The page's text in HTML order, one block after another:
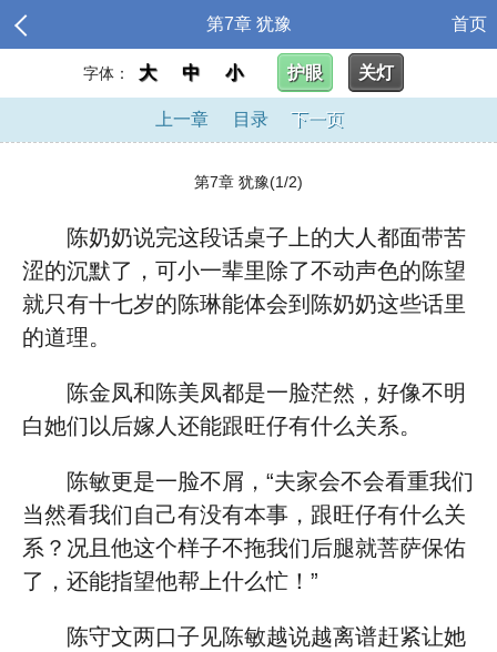
第7章 犹豫 首页
字体： 大 中 小 护眼 关灯
上一章 目录 下一页
第7章 犹豫(1/2)
陈奶奶说完这段话桌子上的大人都面带苦
涩的沉默了，可小一辈里除了不动声色的陈望
就只有十七岁的陈琳能体会到陈奶奶这些话里
的道理。
陈金凤和陈美凤都是一脸茫然，好像不明
白她们以后嫁人还能跟旺仔有什么关系。
陈敏更是一脸不屑，“夫家会不会看重我们
当然看我们自己有没有本事，跟旺仔有什么关
系？况且他这个样子不拖我们后腿就菩萨保佑
了，还能指望他帮上什么忙！”
陈守文两口子见陈敏越说越离谱赶紧让她